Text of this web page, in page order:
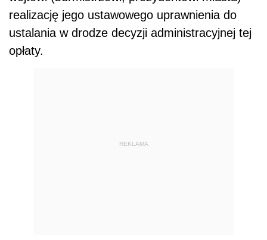
realizację jego ustawowego uprawnienia do
ustalania w drodze decyzji administracyjnej tej
opłaty.
REKLAMA